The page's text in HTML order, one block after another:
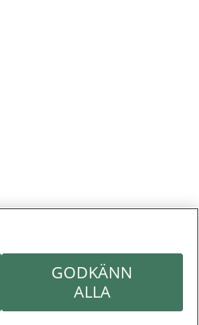
GODKÄNN
ALLA